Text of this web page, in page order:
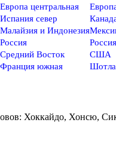
Европа центральная
Испания север
Малайзия и Индонезия
Россия
Средний Восток США
Франция южная
Хоккайдо, Хонсю,